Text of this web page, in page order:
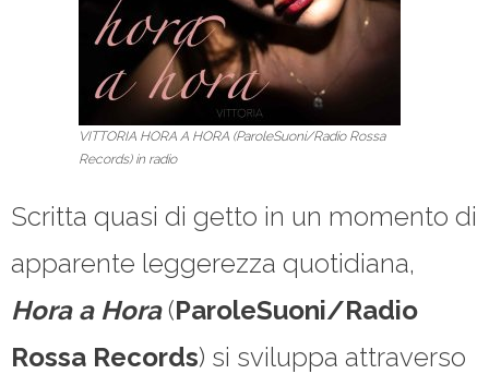
VITTORIA HORA A HORA (ParoleSuoni/Radio Rossa
Records) in radio
Scritta quasi di getto in un momento di
apparente leggerezza quotidiana,
Hora a Hora(ParoleSuoni/Radio
Rossa Records) si sviluppa attraverso